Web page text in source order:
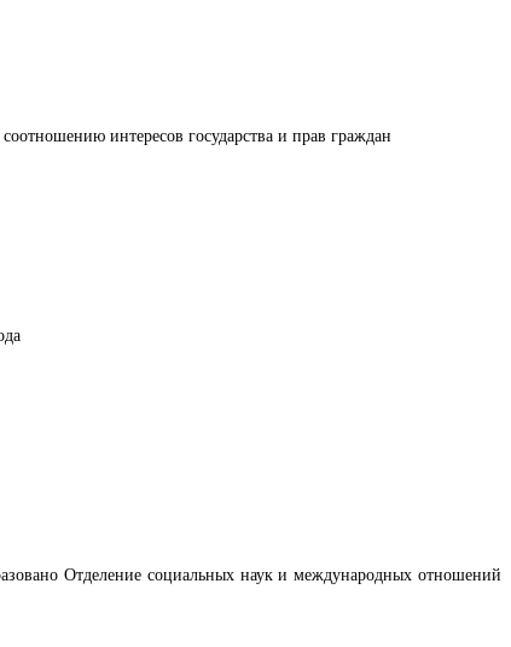
интересов государства и прав граждан
Отделение социальных наук и международных отношений